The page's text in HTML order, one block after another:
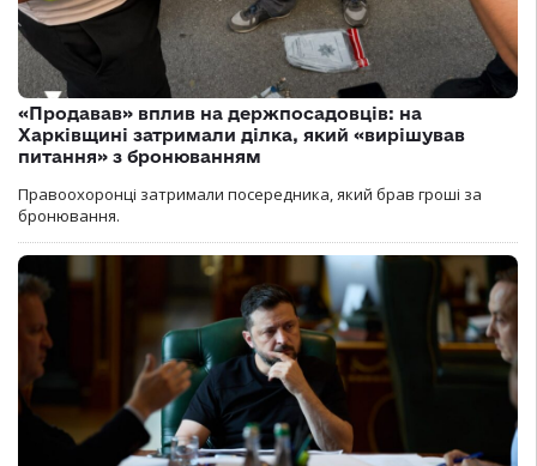
«Продавав» вплив на держпосадовців: на
Харківщині затримали ділка, який «вирішував
питання» з бронюванням
Правоохоронці затримали посередника, який брав гроші за
бронювання.